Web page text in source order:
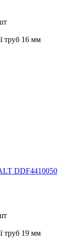
труб 16 мм
DDF4410050
труб 19 мм